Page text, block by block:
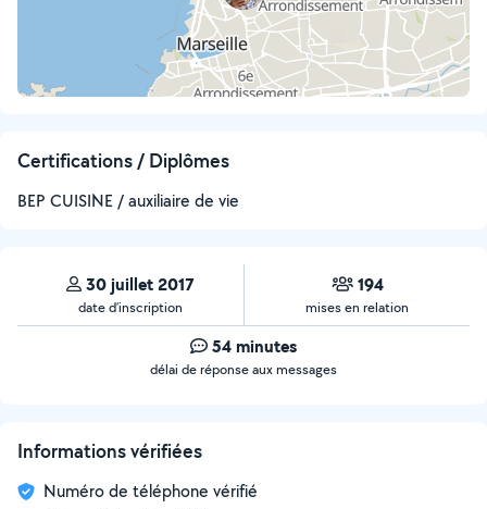
Certifications / Diplômes
BEP CUISINE / auxiliaire de vie
30 juillet 2017
date d’inscription
194
mises en relation
54 minutes
délai de réponse aux messages
Informations vérifiées
Numéro de téléphone vérifié